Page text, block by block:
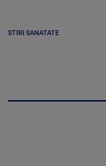
STIRI SANATATE